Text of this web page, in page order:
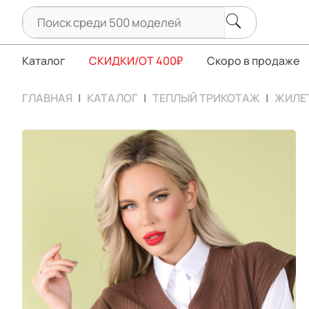
Каталог СКИДКИ/ОТ 400₽ Скоро в продаже
ГЛАВНАЯ КАТАЛОГ ТЕПЛЫЙ ТРИКОТАЖ